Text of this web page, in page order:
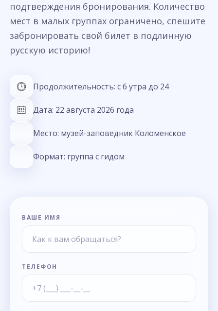
подтверждения бронирования. Количество
мест в малых группах ограничено, спешите
забронировать свой билет в подлинную
русскую историю!
Продолжительность: с 6 утра до 24
Дата: 22 августа 2026 года
Место: музей-заповедник Коломенское
Формат: группа с гидом
ВАШЕ ИМЯ
ТЕЛЕФОН